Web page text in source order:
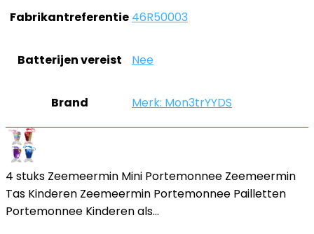
Fabrikantreferentie ‎46R50003
Batterijen vereist ‎Nee
Brand Merk: Mon3trYYDS
4 stuks Zeemeermin Mini Portemonnee Zeemeermin
Tas Kinderen Zeemeermin Portemonnee Pailletten
Portemonnee Kinderen als…